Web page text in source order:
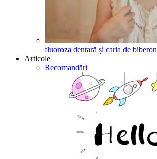
fluoroza dentară și caria de biberon
Articole
Recomandări